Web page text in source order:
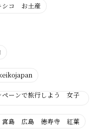
コ お土産
ーンで旅行しよう 女子
宮島 広島 徳寿寺 紅葉